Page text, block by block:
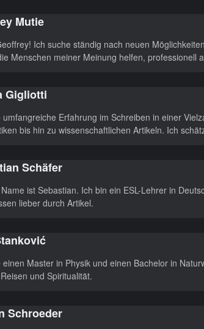
Mutie
Ich suche ständig nach neuen
Menschen meiner Meinung helfen, professionell
Gigliotti
umfangreiche Erfahrung im Schreiben in einer
bis hin zu wissenschaftlichen Artikeln. Ich
Schäfer
ist Sebastian. Ich bin ein ESL-Lehrer in
lieber durch Artikel.
einen Master in Physik und einen Bachelor in
und Spiritualität.
Schroeder